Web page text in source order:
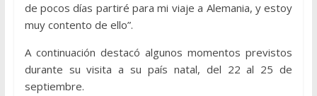
de pocos días partiré para mi viaje a Alemania, y estoy
muy contento de ello”.
A continuación destacó algunos momentos previstos
durante su visita a su país natal, del 22 al 25 de
septiembre.